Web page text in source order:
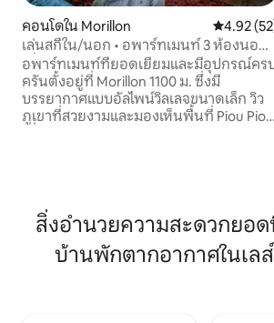
คอนโดใน Morillon คะแนนเฉ
4.92
เล่นสกีใน/นอก • อพาร์ทเมนท์ 3 ห้องนอนที่
เพิ่งได้รับการปรับปรุงใหม่
อพาร์ทเมนท์ที่ยอดเยี่ยมและมีอุปกรณ์คร
ครันตั้งอยู่ที่ Morillon 1100 ม. ซึ่งมี
บรรยากาศแบบอัลไพน์วิลเลจขนาดเล็ก วิว
ภูเขาที่สวยงามและมองเห็นพื้นที่ Piou Piou
สามารถเข้าถึงสกีรีสอร์ท Grand Massif
ทั้งหมดได้อย่างง่ายดายรวมถึง Flaine
(หนึ่งในรีสอร์ทที่มีหิมะตกมากที่สุดใน
สิ่งอำนวยความสะดวกยอ
บ้านพักตากอากาศในเลส์